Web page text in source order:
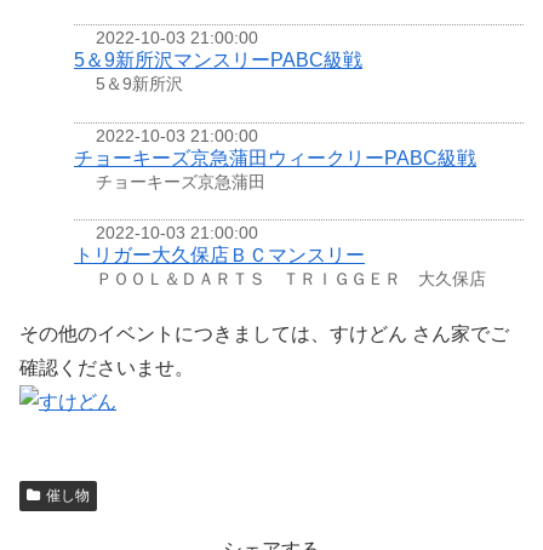
2022-10-03 21:00:00
5＆9新所沢マンスリーPABC級戦
5＆9新所沢
2022-10-03 21:00:00
チョーキーズ京急蒲田ウィークリーPABC級戦
チョーキーズ京急蒲田
2022-10-03 21:00:00
トリガー大久保店ＢＣマンスリー
ＰＯＯＬ＆ＤＡＲＴＳ ＴＲＩＧＧＥＲ 大久保店
その他のイベントにつきましては、すけどん さん家でご
確認くださいませ。
催し物